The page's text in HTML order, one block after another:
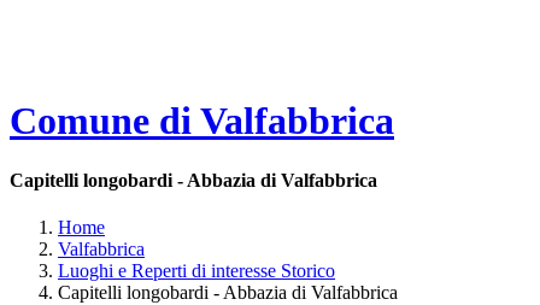
Comune di Valfabbrica
Capitelli longobardi - Abbazia di Valfabbrica
Home
Valfabbrica
Luoghi e Reperti di interesse Storico
Capitelli longobardi - Abbazia di Valfabbrica